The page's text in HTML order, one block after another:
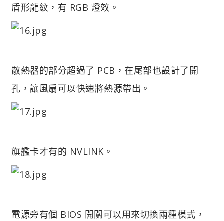
盾形龍紋，有 RGB 燈效。
散熱器的部分超過了 PCB，在尾部也設計了開
孔，讓風扇可以快速將熱源帶出。
旗艦卡才有的 NVLINK。
電源旁有個 BIOS 開關可以用來切換兩種模式，